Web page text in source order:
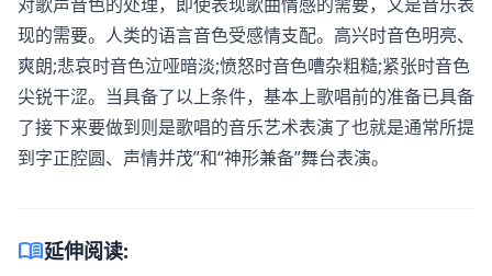
现的需要。人类的语言音色受感情支配。高兴时音色明亮、
爽朗;悲哀时音色泣哑暗淡;愤怒时音色嘈杂粗糙;紧张时音色
尖锐干涩。当具备了以上条件，基本上歌唱前的准备已具备
了接下来要做到则是歌唱的音乐艺术表演了也就是通常所提
到字正腔圆、声情并茂”和“神形兼备”舞台表演。
menu_book延伸阅读: